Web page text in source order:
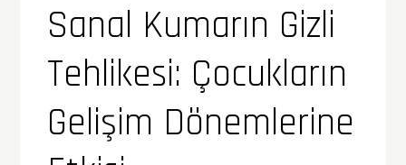
Sanal Kumarın Gizli
Tehlikesi: Çocukların
Gelişim Dönemlerine